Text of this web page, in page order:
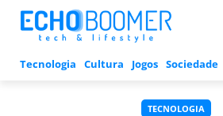
Tecnologia Cultura Jogos Sociedade
TECNOLOGIA